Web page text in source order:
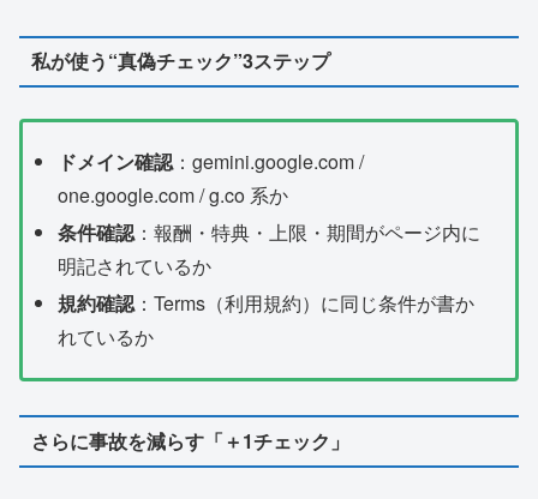
私が使う“真偽チェック”3ステップ
ドメイン確認：gemini.google.com /
one.google.com / g.co 系か
条件確認：報酬・特典・上限・期間がページ内に
明記されているか
規約確認：Terms（利用規約）に同じ条件が書か
れているか
さらに事故を減らす「＋1チェック」